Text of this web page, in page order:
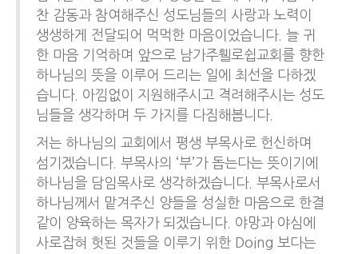
찬 감동과 참여해주신 성도님들의 사랑과 노력이
생생하게 전달되어 먹먹한 마음이었습니다. 늘 귀
한 마음 기억하며 앞으로 남가주휄로쉽교회를 향한
하나님의 뜻을 이루어 드리는 일에 최선을 다하겠
습니다. 아낌없이 지원해주시고 격려해주시는 성도
님들을 생각하며 두 가지를 다짐해봅니다.
저는 하나님의 교회에서 평생 부목사로 헌신하며
섬기겠습니다. 부목사의 ‘부’가 돕는다는 뜻이기에
하나님을 담임목사로 생각하겠습니다. 부목사로서
하나님께서 맡겨주신 양들을 성실한 마음으로 한결
같이 양육하는 목자가 되겠습니다. 야망과 야심에
사로잡혀 헛된 것들을 이루기 위한 Doing 보다는